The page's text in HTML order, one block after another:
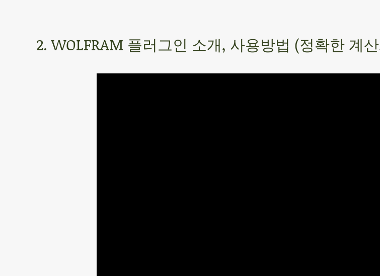
2. WOLFRAM 플러그인 소개, 사용방법 (정확한 계